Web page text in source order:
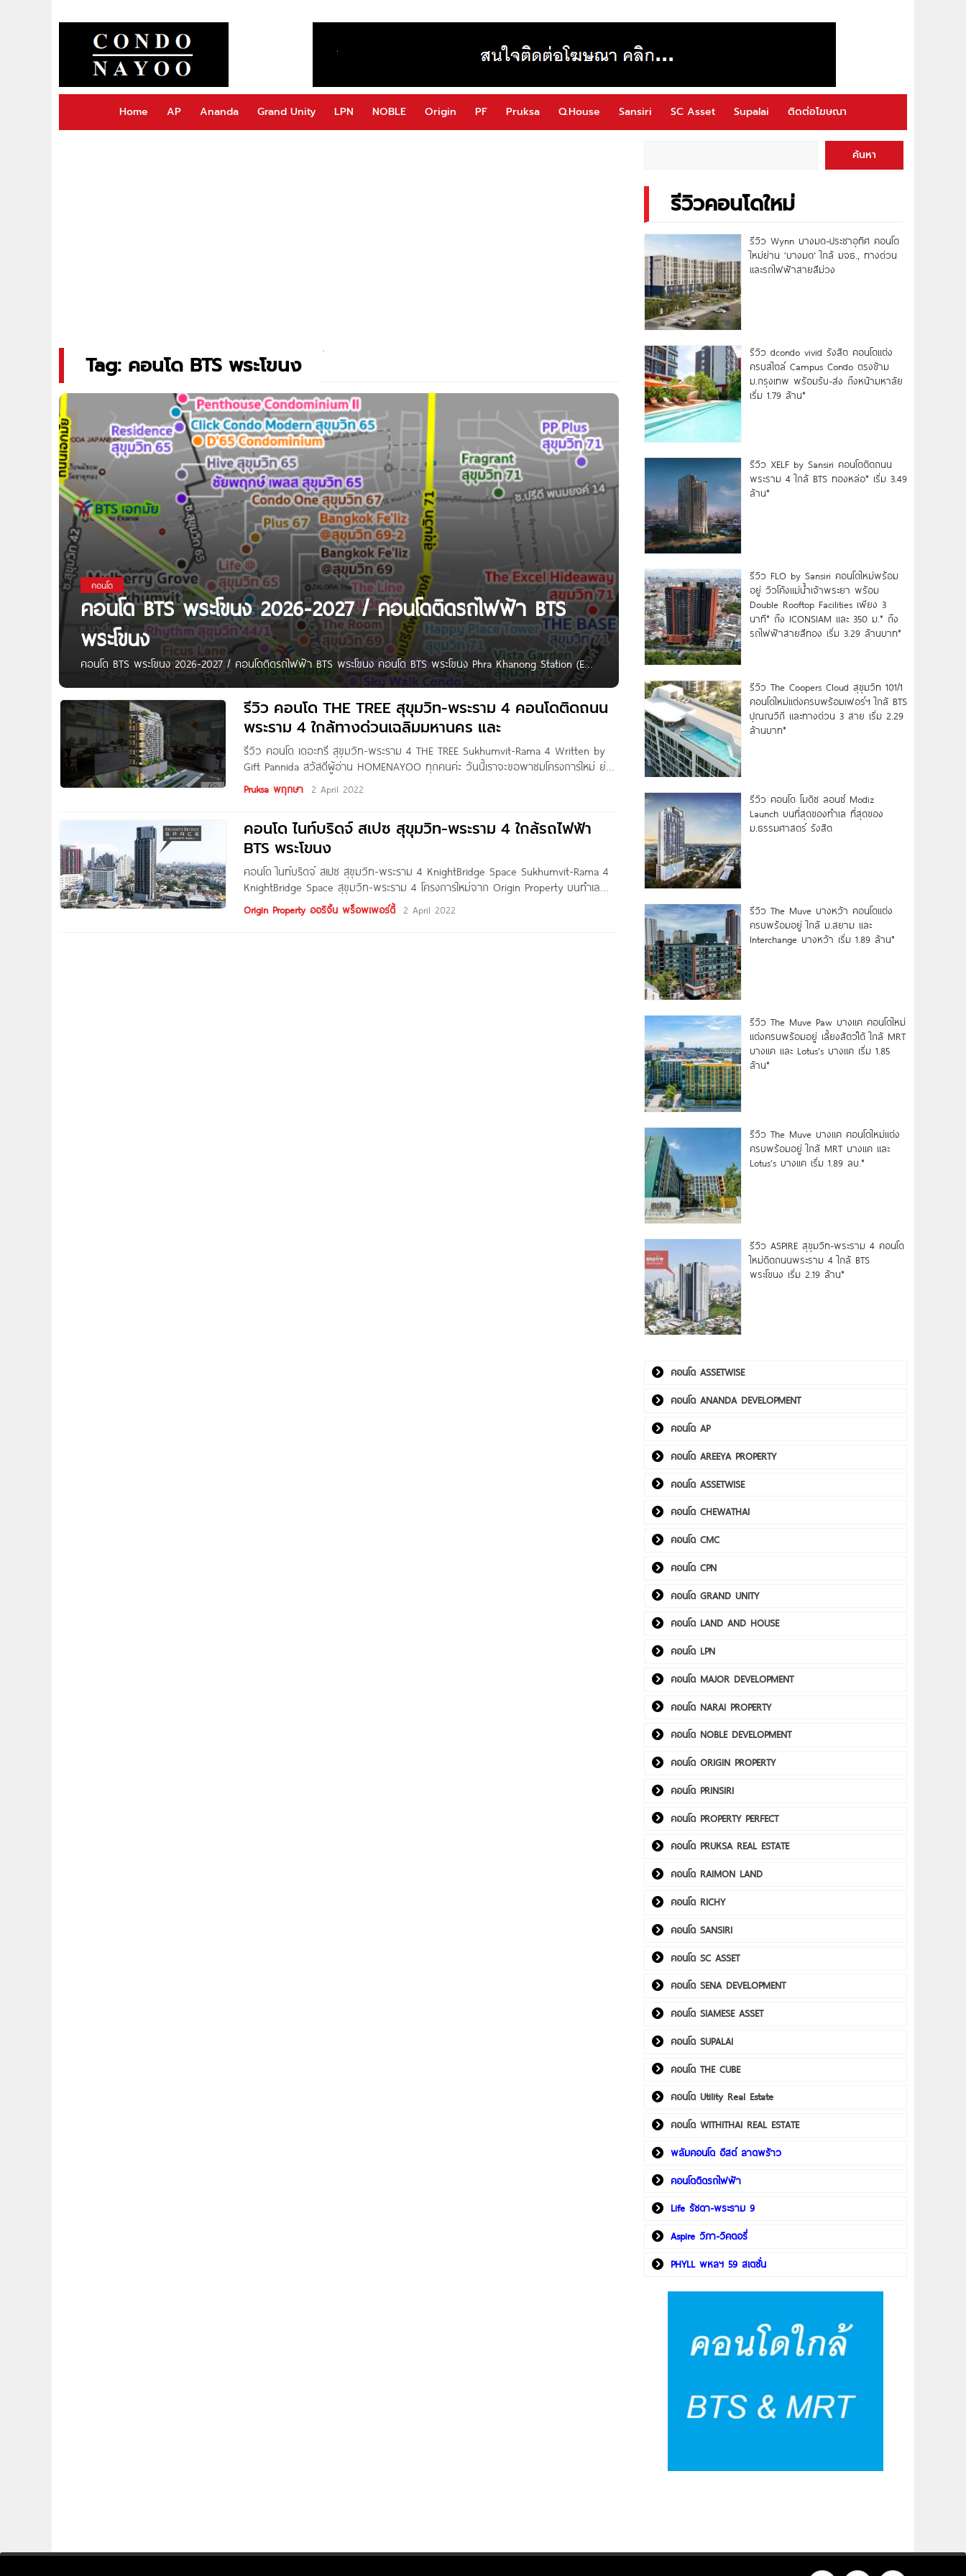
Home AP Ananda Grand Unity LPN NOBLE Origin PF Pruksa Q.House Sansiri SC Asset Supalai ติดต่อโฆษณา
Tag: คอนโด BTS พระโขนง
คอนโด
คอนโด BTS พระโขนง 2026-2027 / คอนโดติดรถไฟฟ้า BTS
พระโขนง
คอนโด BTS พระโขนง 2026-2027 / คอนโดติดรถไฟฟ้า BTS พระโขนง คอนโด BTS พระโขนง Phra Khanong Station (E8)
| สายสุขุมวิท Sukhumvit Line ถนนสุขุมวิท Origin Residences Sukhumvit (NEW) Rhythm Sukhumvit 44/1 Life
@Sukhumvit 65
รีวิว คอนโด THE TREE สุขุมวิท-พระราม 4 คอนโดติดถนน
พระราม 4 ใกล้ทางด่วนเฉลิมมหานคร และ
รีวิว คอนโด เดอะทรี สุขุมวิท-พระราม 4 THE TREE Sukhumvit-Rama 4 Written by
Gift Pannida สวัสดีผู้อ่าน HOMENAYOO ทุกคนค่ะ วันนี้เราจะขอพาชมโครงการใหม่ ย่าน
พระโขนง ติดถนนพระราม 4 กัน กับโครงการ The Tree สุขุมวิท-พระราม 4 ที่ตั้งอยู่บน
ถนนพระราม 4 แขวงพระโขนง เขตคลองเตย
Pruksa พฤกษา 2 April 2022
คอนโด ไนท์บริดจ์ สเปซ สุขุมวิท-พระราม 4 ใกล้รถไฟฟ้า
BTS พระโขนง
คอนโด ไนท์บริดจ์ สเปซ สุขุมวิท-พระราม 4 KnightBridge Space Sukhumvit-Rama 4
KnightBridge Space สุขุมวิท-พระราม 4 โครงการใหม่จาก Origin Property บนทำเล
ศักยภาพ เชื่อมต่อ 2 โซน โซนพระราม 4 และ สุขุมวิท ตัวโครงการตั้งอยู่ติดถนนใหญ่
พระราม 4 เขตคลองเตย กทม. เดินทางสะดวกสบาย ใกล้รถไฟฟ้า
Origin Property ออริจิ้น พร็อพเพอร์ตี้ 2 April 2022
ค้นหา
รีวิวคอนโดใหม่
รีวิว Wynn บางมด-ประชาอุทิศ คอนโด
ใหม่ย่าน ‘บางมด’ ใกล้ มจธ., ทางด่วน
และรถไฟฟ้าสายสีม่วง
รีวิว dcondo vivid รังสิต คอนโดแต่ง
ครบสไตล์ Campus Condo ตรงข้าม
ม.กรุงเทพ พร้อมรับ-ส่ง ถึงหน้ามหาลัย
เริ่ม 1.79 ล้าน*
รีวิว XELF by Sansiri คอนโดติดถนน
พระราม 4 ใกล้ BTS ทองหล่อ* เริ่ม 3.49
ล้าน*
รีวิว FLO by Sansiri คอนโดใหม่พร้อม
อยู่ วิวโค้งแม่น้ำเจ้าพระยา พร้อม
Double Rooftop Facilities เพียง 3
นาที* ถึง ICONSIAM และ 350 ม.* ถึง
รถไฟฟ้าสายสีทอง เริ่ม 3.29 ล้านบาท*
รีวิว The Coopers Cloud สุขุมวิท 101/1
คอนโดใหม่แต่งครบพร้อมเฟอร์ฯ ใกล้ BTS
ปุณณวิถี และทางด่วน 3 สาย เริ่ม 2.29
ล้านบาท*
รีวิว คอนโด โมดิซ ลอนซ์ Modiz
Launch บนที่สุดของทำเล ที่สุดของ
ม.ธรรมศาสตร์ รังสิต
รีวิว The Muve บางหว้า คอนโดแต่ง
ครบพร้อมอยู่ ใกล้ ม.สยาม และ
Interchange บางหว้า เริ่ม 1.89 ล้าน*
รีวิว The Muve Paw บางแค คอนโดใหม่
แต่งครบพร้อมอยู่ เลี้ยงสัตว์ได้ ใกล้ MRT
บางแค และ Lotus’s บางแค เริ่ม 1.85
ล้าน*
รีวิว The Muve บางแค คอนโดใหม่แต่ง
ครบพร้อมอยู่ ใกล้ MRT บางแค และ
Lotus’s บางแค เริ่ม 1.89 ลบ.*
รีวิว ASPIRE สุขุมวิท-พระราม 4 คอนโด
ใหม่ติดถนนพระราม 4 ใกล้ BTS
พระโขนง เริ่ม 2.19 ล้าน*
คอนโด ASSETWISE
คอนโด ANANDA DEVELOPMENT
คอนโด AP
คอนโด AREEYA PROPERTY
คอนโด ASSETWISE
คอนโด CHEWATHAI
คอนโด CMC
คอนโด CPN
คอนโด GRAND UNITY
คอนโด LAND AND HOUSE
คอนโด LPN
คอนโด MAJOR DEVELOPMENT
คอนโด NARAI PROPERTY
คอนโด NOBLE DEVELOPMENT
คอนโด ORIGIN PROPERTY
คอนโด PRINSIRI
คอนโด PROPERTY PERFECT
คอนโด PRUKSA REAL ESTATE
คอนโด RAIMON LAND
คอนโด RICHY
คอนโด SANSIRI
คอนโด SC ASSET
คอนโด SENA DEVELOPMENT
คอนโด SIAMESE ASSET
คอนโด SUPALAI
คอนโด THE CUBE
คอนโด Utility Real Estate
คอนโด WITHITHAI REAL ESTATE
พลัมคอนโด อีสต์ ลาดพร้าว
คอนโดติดรถไฟฟ้า
Life รัชดา-พระราม 9
Aspire วิภา-วิคตอรี่
PHYLL พหลฯ 59 สเตชั่น